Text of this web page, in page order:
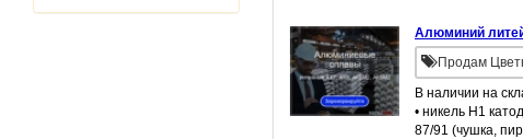
Алюминий
Продам
В наличии на
• никель Н1
87/91 (чушка,